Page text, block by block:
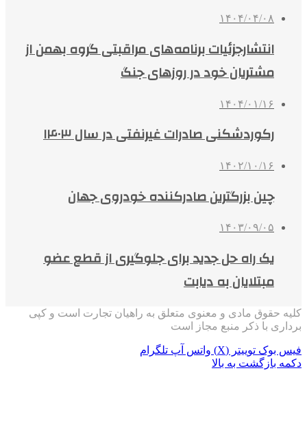
۱۴۰۴/۰۴/۰۸
انتشارجزئیات برنامه‌های مراقبتی گروه بهمن از
مشتریان خود در روزهای جنگ
۱۴۰۴/۰۱/۱۶
رکوردشکنی صادرات غیرنفتی در سال ۱۴۰۳
۱۴۰۲/۱۰/۱۶
چین بزرگترین صادرکننده خودروی جهان
۱۴۰۳/۰۹/۰۵
یک راه حل جدید برای جلوگیری از قطع عضو
مبتلایان به دیابت
کلیه حقوق مادی و معنوی متعلق به راهیان تجارت است و کپی
برداری با ذکر منبع مجاز است
فیس بوک توییتر (X) واتس آپ تلگرام
دکمه بازگشت به بالا